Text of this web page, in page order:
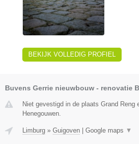
BEKIJK VOLLEDIG PROFIEL
Buvens Gerrie nieuwbouw - renovatie
Niet gevestigd in de plaats Grand Reng
Henegouwen.
Limburg » Guigoven Google maps ▼